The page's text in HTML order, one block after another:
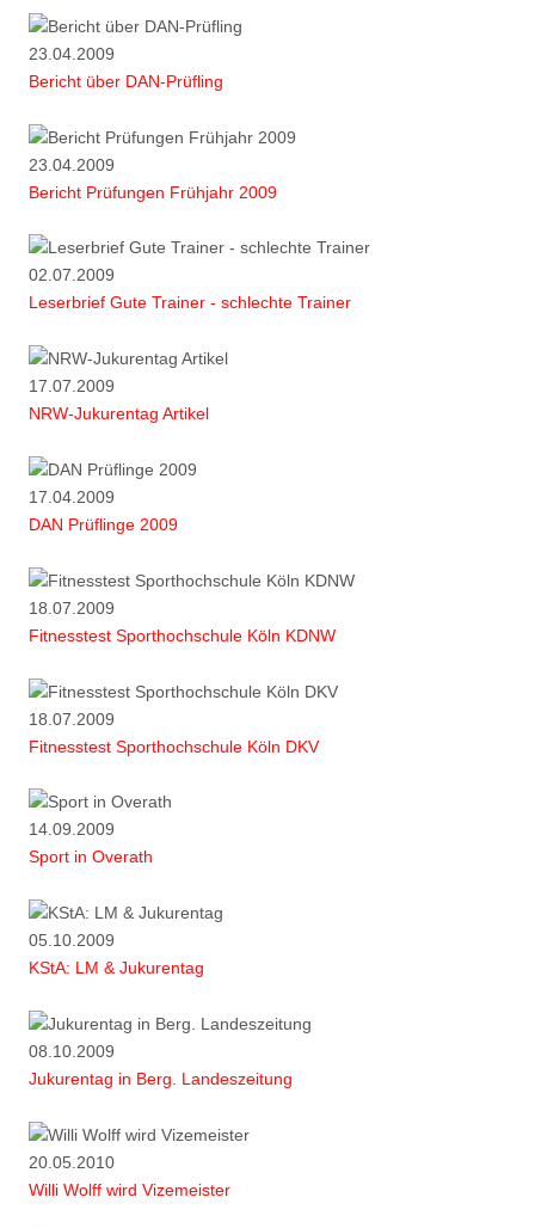
23.04.2009
Bericht über DAN-Prüfling
23.04.2009
Bericht Prüfungen Frühjahr 2009
02.07.2009
Leserbrief Gute Trainer - schlechte Trainer
17.07.2009
NRW-Jukurentag Artikel
17.04.2009
DAN Prüflinge 2009
18.07.2009
Fitnesstest Sporthochschule Köln KDNW
18.07.2009
Fitnesstest Sporthochschule Köln DKV
14.09.2009
Sport in Overath
05.10.2009
KStA: LM & Jukurentag
08.10.2009
Jukurentag in Berg. Landeszeitung
20.05.2010
Willi Wolff wird Vizemeister